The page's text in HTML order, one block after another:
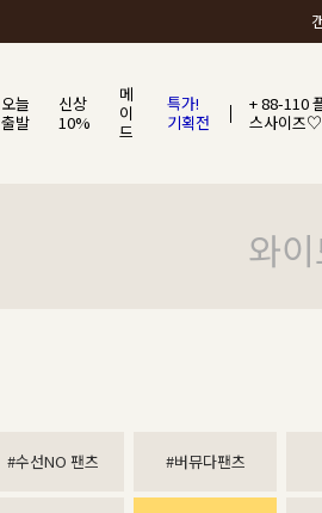
오늘
출발
신상
10%
메
이
드
특가!
기획전
+ 88-110
스사이즈♡
와
#수선NO 팬츠 #버뮤다팬츠